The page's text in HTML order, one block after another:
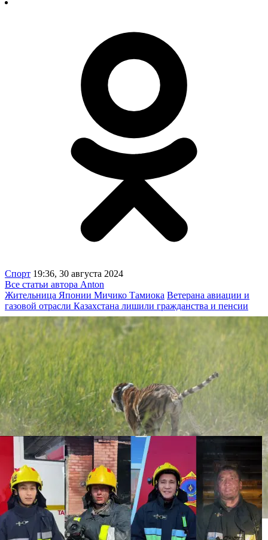
Спорт 19:36, 30 августа 2024
Все статьи автора Anton
Жительница Японии Мичико Тамиока Ветерана авиации и
газовой отрасли Казахстана лишили гражданства и пенсии